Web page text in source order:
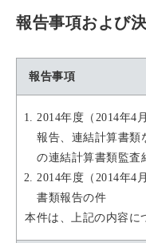
報告事項および
報告事項
2014年度（2014年4
報告、連結計算書類
の連結計算書類監査
2014年度（2014年4
書類報告の件
本件は、上記の内容に